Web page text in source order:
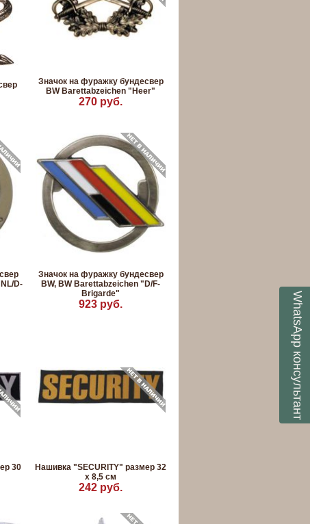
Значок на фуражку бундесвер
BW Barettabzeichen "Heer"
270 руб.
D-
Значок на фуражку бундесвер
BW, BW Barettabzeichen "D/F-
Brigarde"
923 руб.
30
Нашивка "SECURITY" размер 32
х 8,5 см
242 руб.
WhatsApp
консультант